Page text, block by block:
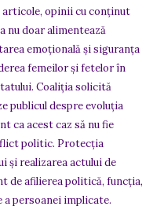
articole, opinii cu conținut
nu doar alimentează
emoțională și siguranța
femeilor și fetelor în
Coaliția solicită
publicul despre evoluția
ca acest caz să nu fie
politic. Protecția
și realizarea actului de
de afilierea politică, funcția,
persoanei implicate.